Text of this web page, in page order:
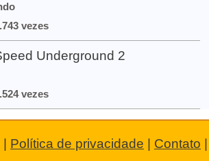
vezes
Underground 2
vezes
| Política de privacidade | Contato |